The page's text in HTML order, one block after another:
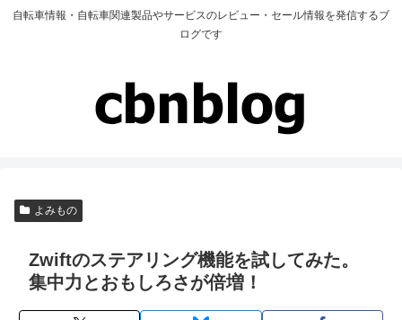
自転車情報・自転車関連製品やサービスのレビュー・セール情報を発信するブ
ログです
よみもの
Zwiftのステアリング機能を試してみた。
集中力とおもしろさが倍増！